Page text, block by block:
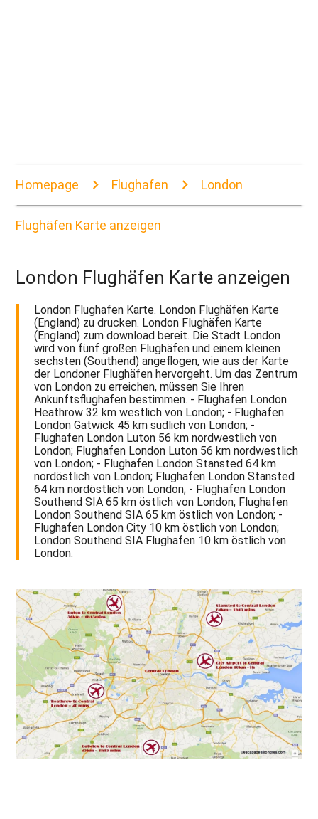
Homepage Flughafen London
Flughäfen Karte anzeigen
London Flughäfen Karte anzeigen
London Flughafen Karte. London Flughäfen Karte
(England) zu drucken. London Flughäfen Karte
(England) zum download bereit. Die Stadt London
wird von fünf großen Flughäfen und einem kleinen
sechsten (Southend) angeflogen, wie aus der Karte
der Londoner Flughäfen hervorgeht. Um das Zentrum
von London zu erreichen, müssen Sie Ihren
Ankunftsflughafen bestimmen. - Flughafen London
Heathrow 32 km westlich von London; - Flughafen
London Gatwick 45 km südlich von London; -
Flughafen London Luton 56 km nordwestlich von
London; Flughafen London Luton 56 km nordwestlich
von London; - Flughafen London Stansted 64 km
nordöstlich von London; Flughafen London Stansted
64 km nordöstlich von London; - Flughafen London
Southend SIA 65 km östlich von London; Flughafen
London Southend SIA 65 km östlich von London; -
Flughafen London City 10 km östlich von London;
London Southend SIA Flughafen 10 km östlich von
London.